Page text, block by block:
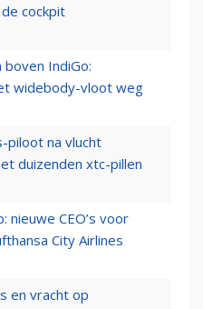
cockpit
IndiGo:
widebody-vloot weg
piloot na vlucht
duizenden xtc-pillen
nieuwe CEO’s voor
City Airlines
en vracht op